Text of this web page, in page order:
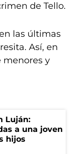
de Tello.
las últimas
Así, en
menores y
Luján:
a una joven
hijos